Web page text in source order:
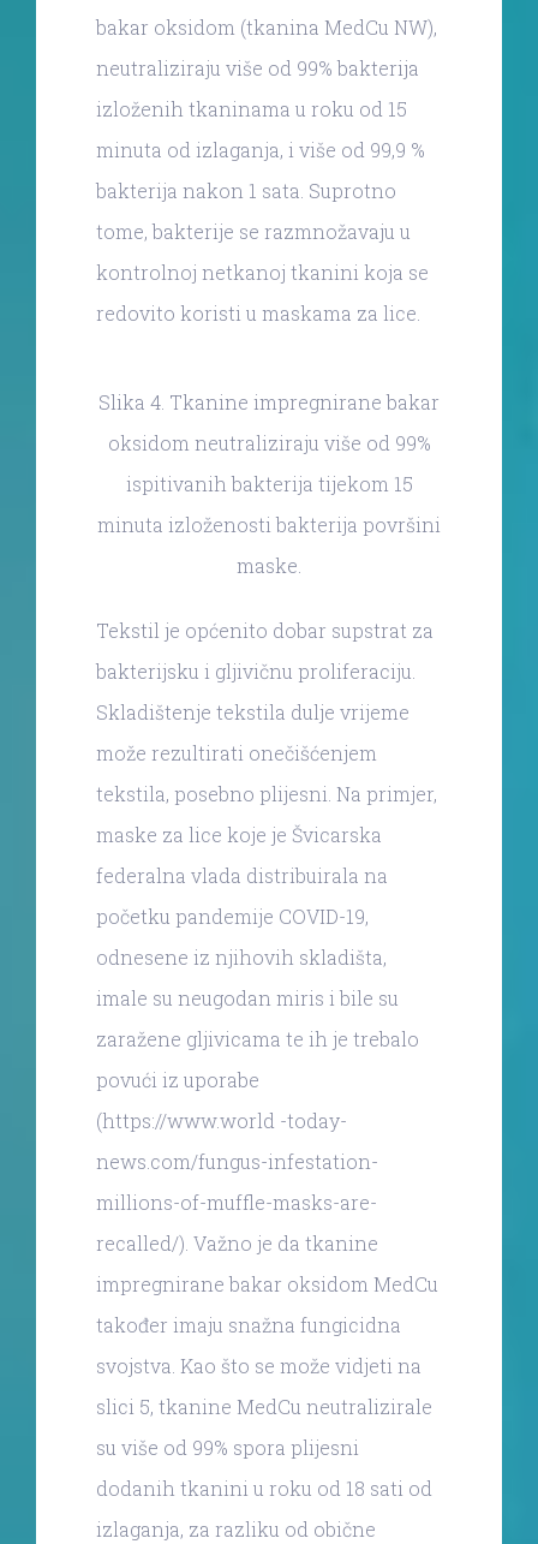
bakar oksidom (tkanina MedCu NW),
neutraliziraju više od 99% bakterija
izloženih tkaninama u roku od 15
minuta od izlaganja, i više od 99,9 %
bakterija nakon 1 sata. Suprotno
tome, bakterije se razmnožavaju u
kontrolnoj netkanoj tkanini koja se
redovito koristi u maskama za lice.
Slika 4. Tkanine impregnirane bakar
oksidom neutraliziraju više od 99%
ispitivanih bakterija tijekom 15
minuta izloženosti bakterija površini
maske.
Tekstil je općenito dobar supstrat za
bakterijsku i gljivičnu proliferaciju.
Skladištenje tekstila dulje vrijeme
može rezultirati onečišćenjem
tekstila, posebno plijesni. Na primjer,
maske za lice koje je Švicarska
federalna vlada distribuirala na
početku pandemije COVID-19,
odnesene iz njihovih skladišta,
imale su neugodan miris i bile su
zaražene gljivicama te ih je trebalo
povući iz uporabe
(https://www.world -today-
news.com/fungus-infestation-
millions-of-muffle-masks-are-
recalled/). Važno je da tkanine
impregnirane bakar oksidom MedCu
također imaju snažna fungicidna
svojstva. Kao što se može vidjeti na
slici 5, tkanine MedCu neutralizirale
su više od 99% spora plijesni
dodanih tkanini u roku od 18 sati od
izlaganja, za razliku od obične